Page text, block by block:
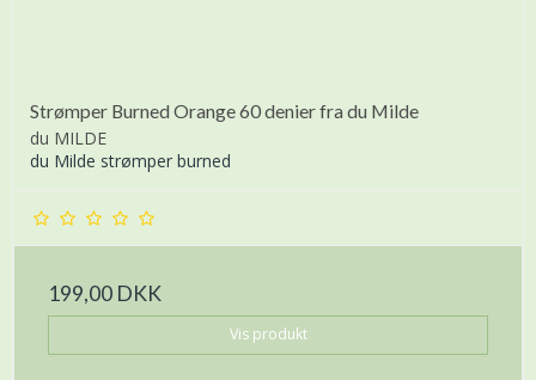
Strømper Burned Orange 60 denier fra du Milde
du MILDE
du Milde strømper burned
199,00 DKK
Vis produkt